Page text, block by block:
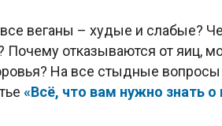
веганы – худые и слабые?
Почему отказываются от яиц,
На все стыдные
«Всё, что вам нужно знать о